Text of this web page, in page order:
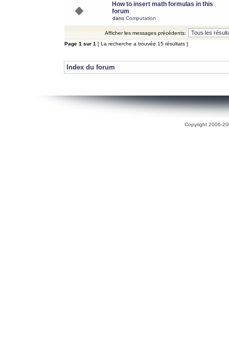
How to insert math formulas in this
forum
dans Computation
Afficher les messages précédents:
Page 1 sur 1 [ La recherche a trouvée 15 résultats ]
Index du forum
Copyright 2006-